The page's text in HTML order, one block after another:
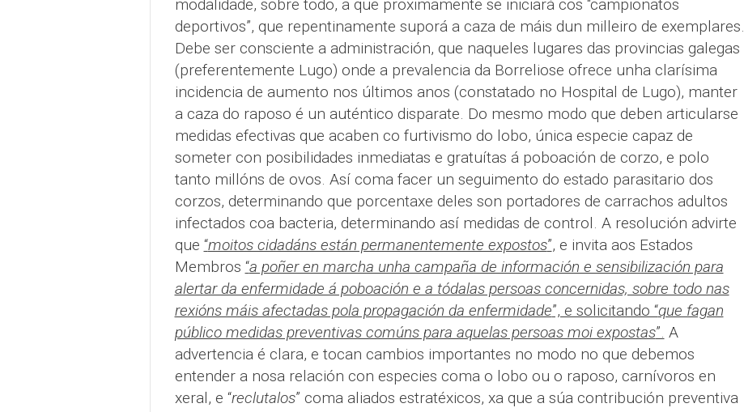
modalidade, sobre todo, a que proximamente se iniciará cos “campionatos
deportivos”, que repentinamente suporá a caza de máis dun milleiro de exemplares.
Debe ser consciente a administración, que naqueles lugares das provincias galegas
(preferentemente Lugo) onde a prevalencia da Borreliose ofrece unha clarísima
incidencia de aumento nos últimos anos (constatado no Hospital de Lugo), manter
a caza do raposo é un auténtico disparate. Do mesmo modo que deben articularse
medidas efectivas que acaben co furtivismo do lobo, única especie capaz de
someter con posibilidades inmediatas e gratuítas á poboación de corzo, e polo
tanto millóns de ovos. Así coma facer un seguimento do estado parasitario dos
corzos, determinando que porcentaxe deles son portadores de carrachos adultos
infectados coa bacteria, determinando así medidas de control. A resolución advirte
que “moitos cidadáns están permanentemente expostos”, e invita aos Estados
Membros “a poñer en marcha unha campaña de información e sensibilización para
alertar da enfermidade á poboación e a tódalas persoas concernidas, sobre todo nas
rexións máis afectadas pola propagación da enfermidade”, e solicitando “que fagan
público medidas preventivas comúns para aquelas persoas moi expostas”. A
advertencia é clara, e tocan cambios importantes no modo no que debemos
entender a nosa relación con especies coma o lobo ou o raposo, carnívoros en
xeral, e “reclutalos” coma aliados estratéxicos, xa que a súa contribución preventiva